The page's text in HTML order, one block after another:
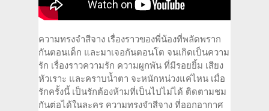
ความทรงจำสีจาง เรื่องราวของพี่น้องที่พลัดพราก
กันตอนเด็ก และมาเจอกันตอนโต จนเกิดเป็นความ
รัก เรื่องราวความรัก ความผูกพัน ที่มีรอยยิ้ม เสียง
หัวเราะ และคราบน้ำตา จะหนักหน่วงแค่ไหน เมื่อ
รักครั้งนี้ เป็นรักต้องห้ามที่เป็นไปไม่ได้ ติดตามชม
กันต่อได้ในละคร ความทรงจำสีจาง ที่ออกอากาศ